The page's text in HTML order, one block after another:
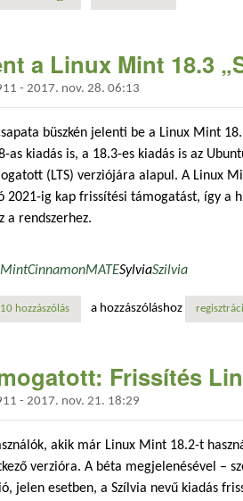
a Linux Mint 18.3
- 2017. nov. 28. 06:13
büszkén jelenti be a Linux Mint
as kiadás is, a 18.3-es kiadás is az
(LTS) verziójára alapul. A Linux
2021-ig kap frissítési támogatást, így a
a rendszerhez.
CinnamonMATESylviaSzilvia
a linux mint 18.3 „szilvia” verziója tartalommal
10 hozzászólás a hozzászóláshoz
Frissítés
- 2017. nov. 21. 18:29
akik már Linux Mint 18.2-t
verzióra. A béta megjelenésével –
jelen esetben, a Szílvia nevű kiadás